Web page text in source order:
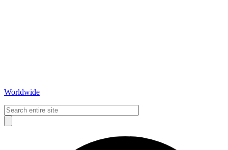
Worldwide